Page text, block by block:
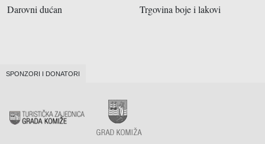
Darovni dućan Trgovina boje i lakovi
SPONZORI I DONATORI